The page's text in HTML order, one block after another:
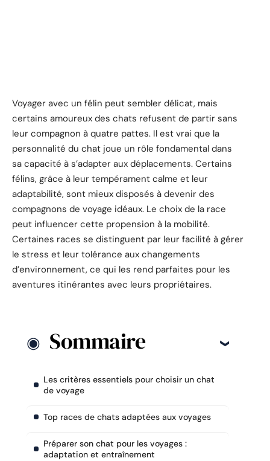
Voyager avec un félin peut sembler délicat, mais
certains amoureux des chats refusent de partir sans
leur compagnon à quatre pattes. Il est vrai que la
personnalité du chat joue un rôle fondamental dans
sa capacité à s’adapter aux déplacements. Certains
félins, grâce à leur tempérament calme et leur
adaptabilité, sont mieux disposés à devenir des
compagnons de voyage idéaux. Le choix de la race
peut influencer cette propension à la mobilité.
Certaines races se distinguent par leur facilité à gérer
le stress et leur tolérance aux changements
d’environnement, ce qui les rend parfaites pour les
aventures itinérantes avec leurs propriétaires.
Sommaire
Les critères essentiels pour choisir un chat
de voyage
Top races de chats adaptées aux voyages
Préparer son chat pour les voyages :
adaptation et entraînement